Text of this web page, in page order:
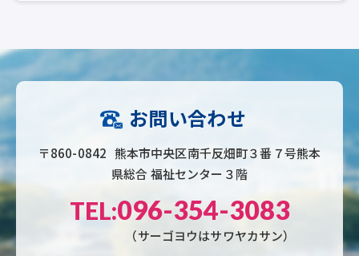
お問い合わせ
〒860-0842 熊本市中央区南千反畑町３番７号熊本
県総合 福祉センター３階
TEL:096-354-3083
（サーゴヨウはサワヤカサン）